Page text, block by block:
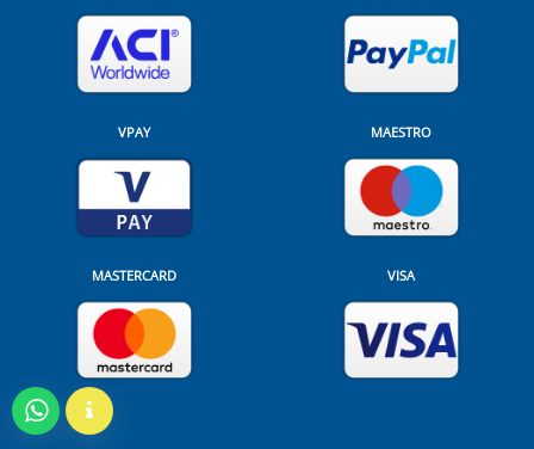
VPAY MAESTRO
MASTERCARD VISA